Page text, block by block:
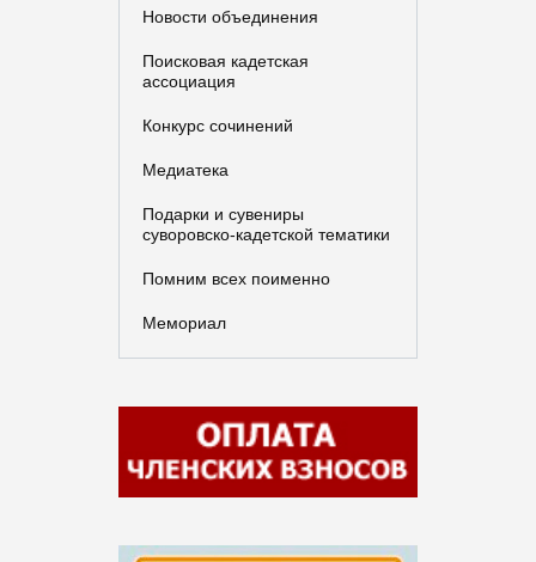
Новости объединения
Поисковая кадетская
ассоциация
Конкурс сочинений
Медиатека
Подарки и сувениры
суворовско-кадетской тематики
Помним всех поименно
Мемориал